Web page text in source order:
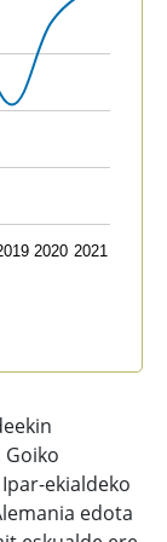
2020 2021
ekialdeko
edota